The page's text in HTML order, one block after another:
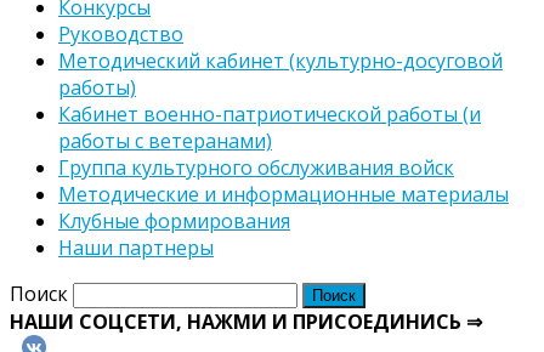
Конкурсы
Руководство
Методический кабинет (культурно-досуговой
работы)
Кабинет военно-патриотической работы (и
работы с ветеранами)
Группа культурного обслуживания войск
Методические и информационные материалы
Клубные формирования
Наши партнеры
Поиск
НАШИ СОЦСЕТИ, НАЖМИ И ПРИСОЕДИНИСЬ ⇒